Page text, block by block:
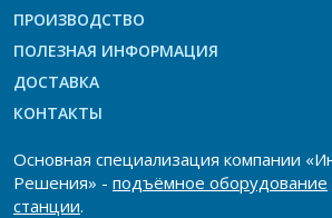
ПРОИЗВОДСТВО
ПОЛЕЗНАЯ ИНФОРМАЦИЯ
ДОСТАВКА
КОНТАКТЫ
Основная специализация компании
Решения» - подъёмное оборудование
станции.